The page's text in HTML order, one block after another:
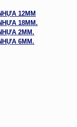
12MM
18MM.
2MM.
6MM.